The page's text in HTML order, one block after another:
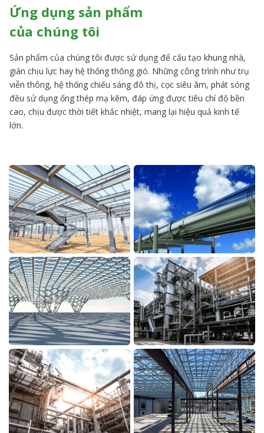
Ứng dụng sản phẩm
của chúng tôi
Sản phẩm của chúng tôi được sử dụng để cấu tạo khung nhà,
giàn chịu lực hay hệ thống thông gió. Những công trình như trụ
viễn thông, hệ thống chiếu sáng đô thị, cọc siêu âm, phát sóng
đều sử dụng ống thép mạ kẽm, đáp ứng được tiêu chí độ bền
cao, chịu được thời tiết khắc nhiệt, mang lại hiệu quả kinh tế
lớn.